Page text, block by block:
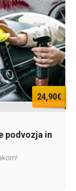
24,90€
podvozja in